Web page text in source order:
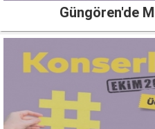
Güngören'de